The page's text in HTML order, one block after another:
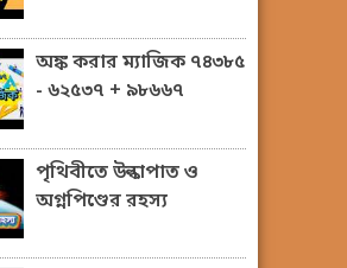
অঙ্ক করার ম্যাজিক ৭৪৩৮৫
- ৬২৫৩৭ + ৯৮৬৬৭
পৃথিবীতে উল্কাপাত ও
অগ্নপিণ্ডের রহস্য